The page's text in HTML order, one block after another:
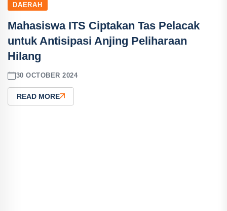
DAERAH
Mahasiswa ITS Ciptakan Tas Pelacak
untuk Antisipasi Anjing Peliharaan
Hilang
30 OCTOBER 2024
READ MORE